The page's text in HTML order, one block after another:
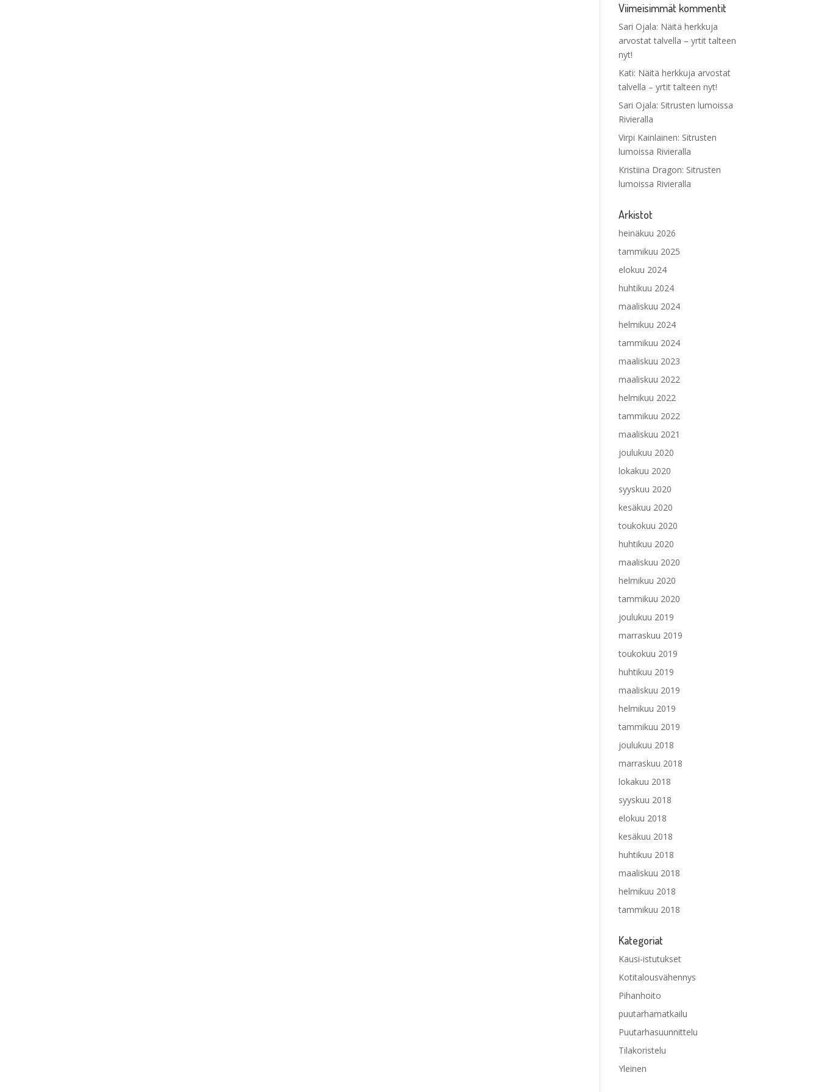
Viimeisimmät kommentit
Sari Ojala: Näitä herkkuja
arvostat talvella – yrtit talteen
nyt!
Kati: Näitä herkkuja arvostat
talvella – yrtit talteen nyt!
Sari Ojala: Sitrusten lumoissa
Rivieralla
Virpi Kainlainen: Sitrusten
lumoissa Rivieralla
Kristiina Dragon: Sitrusten
lumoissa Rivieralla
Arkistot
heinäkuu 2026
tammikuu 2025
elokuu 2024
huhtikuu 2024
maaliskuu 2024
helmikuu 2024
tammikuu 2024
maaliskuu 2023
maaliskuu 2022
helmikuu 2022
tammikuu 2022
maaliskuu 2021
joulukuu 2020
lokakuu 2020
syyskuu 2020
kesäkuu 2020
toukokuu 2020
huhtikuu 2020
maaliskuu 2020
helmikuu 2020
tammikuu 2020
joulukuu 2019
marraskuu 2019
toukokuu 2019
huhtikuu 2019
maaliskuu 2019
helmikuu 2019
tammikuu 2019
joulukuu 2018
marraskuu 2018
lokakuu 2018
syyskuu 2018
elokuu 2018
kesäkuu 2018
huhtikuu 2018
maaliskuu 2018
helmikuu 2018
tammikuu 2018
Kategoriat
Kausi-istutukset
Kotitalousvähennys
Pihanhoito
puutarhamatkailu
Puutarhasuunnittelu
Tilakoristelu
Yleinen